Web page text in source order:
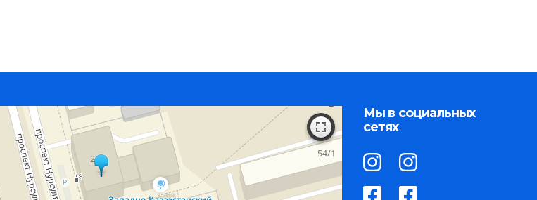
Мы в социальных
сетях